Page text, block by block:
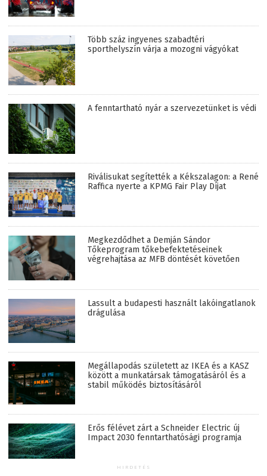
Több száz ingyenes szabadtéri
sporthelyszín várja a mozogni vágyókat
A fenntartható nyár a szervezetünket is védi
Riválisukat segítették a Kékszalagon: a René
Raffica nyerte a KPMG Fair Play Díjat
Megkezdődhet a Demján Sándor
Tőkeprogram tőkebefektetéseinek
végrehajtása az MFB döntését követően
Lassult a budapesti használt lakóingatlanok
drágulása
Megállapodás született az IKEA és a KASZ
között a munkatársak támogatásáról és a
stabil működés biztosításáról
Erős félévet zárt a Schneider Electric új
Impact 2030 fenntarthatósági programja
HIRDETÉS